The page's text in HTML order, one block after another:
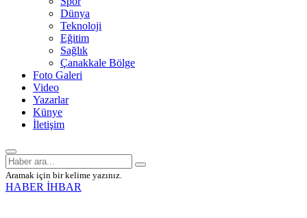
Dünya
Teknoloji
Eğitim
Sağlık
Çanakkale Bölge
Foto Galeri
Video
Yazarlar
Künye
İletişim
Aramak için bir kelime yazınız.
HABER İHBAR